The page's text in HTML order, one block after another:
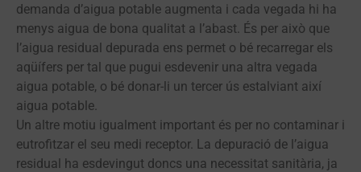
demanda d’aigua potable augmenta i cada vegada hi ha
menys aigua de bona qualitat a l’abast. És per això que
l’aigua residual depurada ens permet o bé recarregar els
aqüífers per tal que pugui esdevenir una altra vegada
aigua potable, o bé donar-li un tercer ús estalviant així
aigua potable.
Un altre motiu igualment important és per no contaminar i
eutrofitzar el seu medi receptor. La depuració de l’aigua
residual ha esdevingut doncs una necessitat sanitària, ja